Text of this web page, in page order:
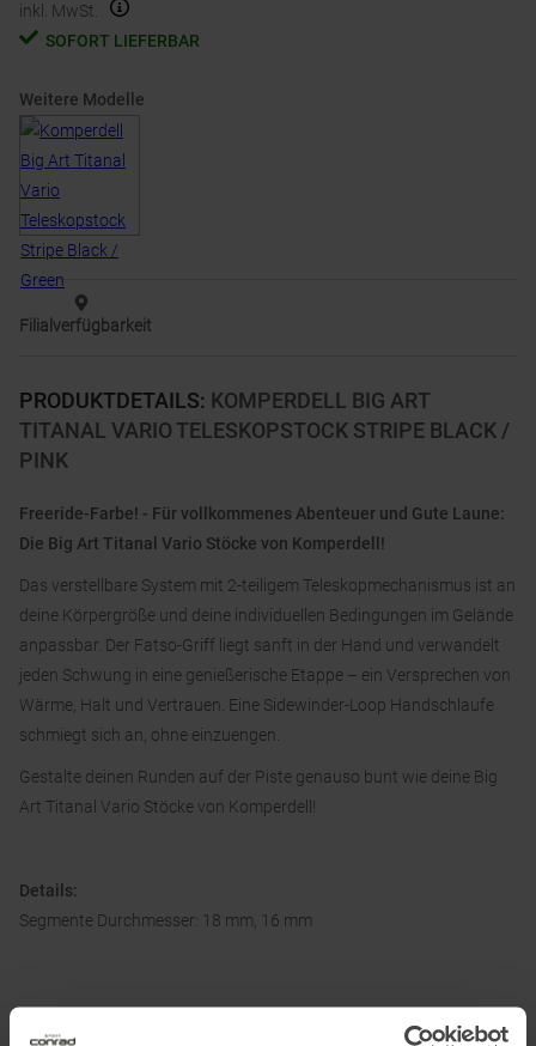
PRODUKTDETAILS: KOMPERDELL BIG ART
TITANAL VARIO TELESKOPSTOCK STRIPE BLACK /
PINK
Freeride-Farbe! - Für vollkommenes Abenteuer und Gute Laune:
Die Big Art Titanal Vario Stöcke von Komperdell!
Das verstellbare System mit 2-teiligem Teleskopmechanismus ist an
deine Körpergröße und deine individuellen Bedingungen im Gelände
anpassbar. Der Fatso-Griff liegt sanft in der Hand und verwandelt
jeden Schwung in eine genießerische Etappe – ein Versprechen von
Wärme, Halt und Vertrauen. Eine Sidewinder-Loop Handschlaufe
schmiegt sich an, ohne einzuengen.
Gestalte deinen Runden auf der Piste genauso bunt wie deine Big
Art Titanal Vario Stöcke von Komperdell!
Details:
Segmente Durchmesser: 18 mm, 16 mm
inkl. MwSt.
SOFORT LIEFERBAR
Weitere Modelle
Filialverfügbarkeit